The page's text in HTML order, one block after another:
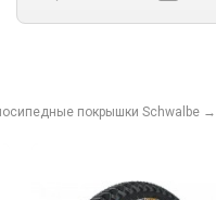
покрышки Schwalbe →